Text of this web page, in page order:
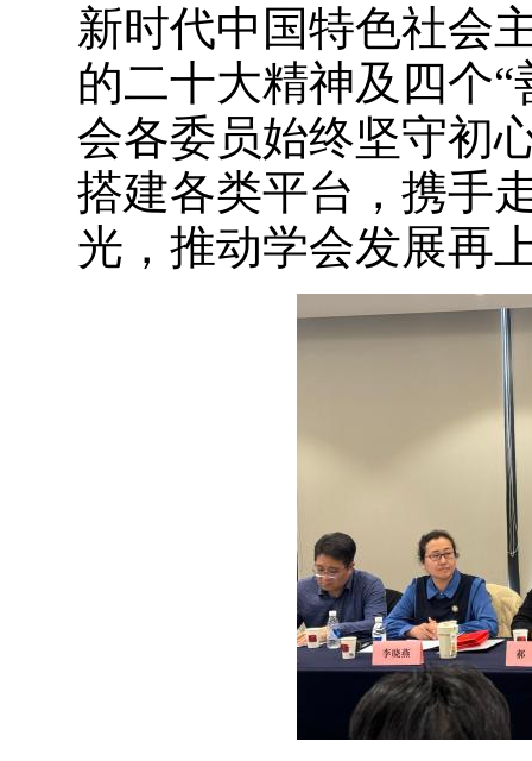
新时代中国特色社会
的二十大精神及四个
会各委员始终坚守初
搭建各类平台，携手
光，推动学会发展再